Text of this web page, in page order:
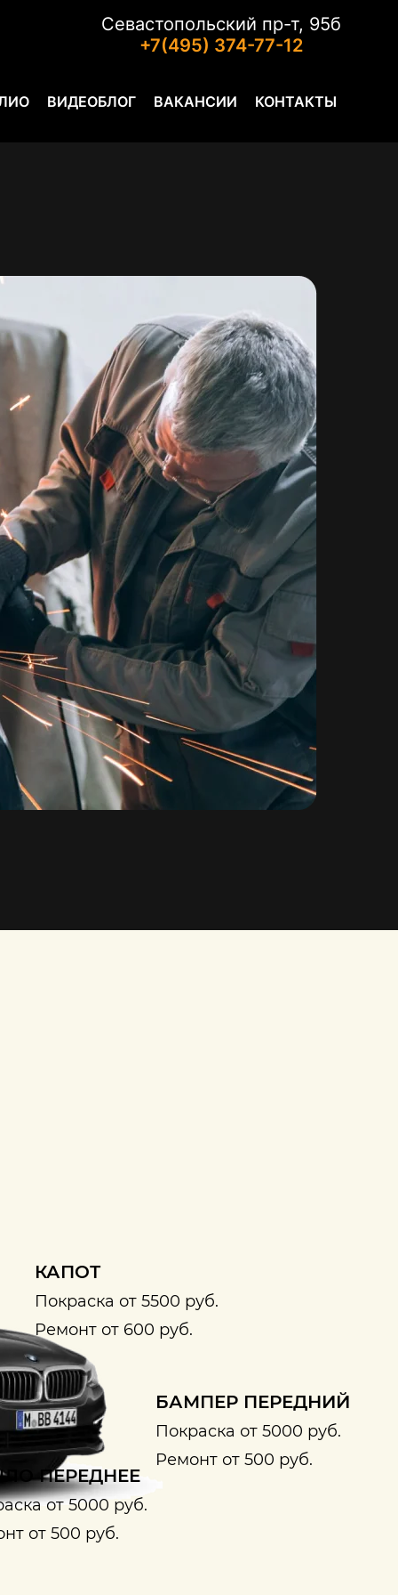
Севастопольский пр-т, 95б
+7(495) 374-77-12
ВИДЕОБЛОГ ВАКАНСИИ КОНТАКТЫ
КАПОТ
Покраска от 5500 руб.
Ремонт от 600 руб.
БАМПЕР ПЕРЕДНИЙ
Покраска от 5000 руб.
Ремонт от 500 руб.
ПЕРЕДНЕЕ
от 5000 руб.
от 500 руб.